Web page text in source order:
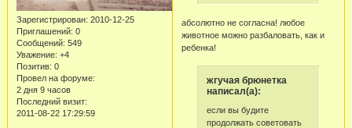
Зарегистрирован: 2010-12-25
Приглашений: 0
Сообщений: 549
Уважение: +4
Позитив: 0
Провел на форуме:
2 дня 9 часов
Последний визит:
2011-08-22 17:29:59
абсолютно не согласна! любое
животное можно разбаловать, как и
ребенка!
жгучая брюнетка
написал(а):
если вы будите
продолжать советовать